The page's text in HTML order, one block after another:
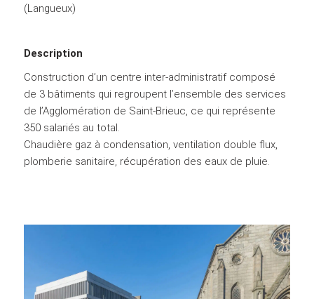
(Langueux)
Description
Construction d’un centre inter-administratif composé
de 3 bâtiments qui regroupent l’ensemble des services
de l’Agglomération de Saint-Brieuc, ce qui représente
350 salariés au total.
Chaudière gaz à condensation, ventilation double flux,
plomberie sanitaire, récupération des eaux de pluie.